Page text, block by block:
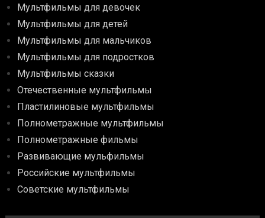
Мультфильмы для девочек
Мультфильмы для детей
Мультфильмы для мальчиков
Мультфильмы для подростков
Мультфильмы сказки
Отечественные мультфильмы
Пластилиновые мультфильмы
Полнометражные мультфильмы
Полнометражные фильмы
Развивающие мульфильмы
Российские мультфильмы
Советские мультфильмы